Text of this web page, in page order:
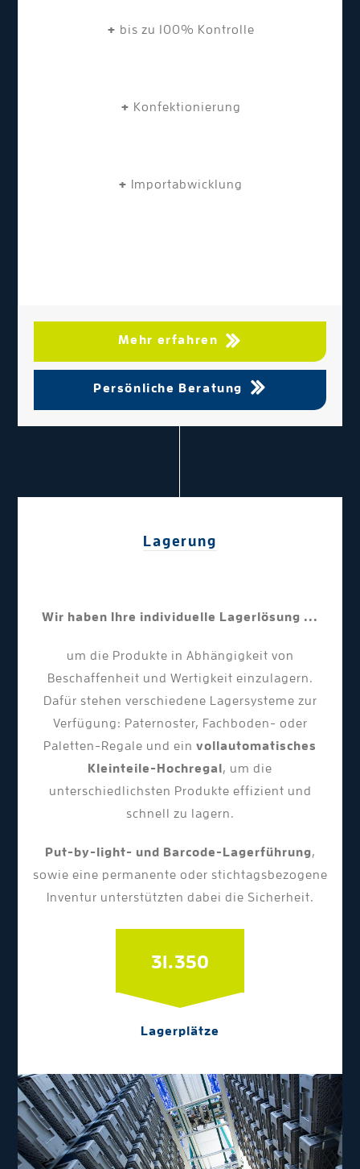
+ bis zu 100% Kontrolle
+ Konfektionierung
+ Importabwicklung
Mehr erfahren
Persönliche Beratung
Lagerung
Wir haben Ihre individuelle Lagerlösung ...
um die Produkte in Abhängigkeit von
Beschaffenheit und Wertigkeit einzulagern.
Dafür stehen verschiedene Lagersysteme zur
Verfügung: Paternoster, Fachboden- oder
Paletten-Regale und ein vollautomatisches
Kleinteile-Hochregal , um die
unterschiedlichsten Produkte effizient und
schnell zu lagern.
Put-by-light- und Barcode-Lagerführung,
sowie eine permanente oder stichtagsbezogene
Inventur unterstützten dabei die Sicherheit.
31.350
Lagerplätze